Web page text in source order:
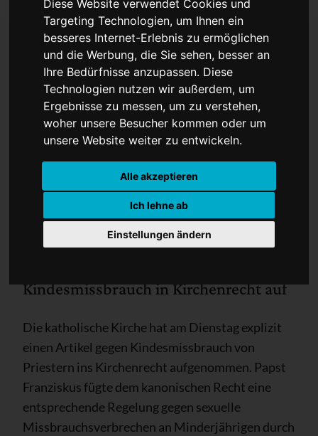
Diese Website verwendet Cookies und
Targeting Technologien, um Ihnen ein
besseres Internet-Erlebnis zu ermöglichen
und die Werbung, die Sie sehen, besser an
Ihre Bedürfnisse anzupassen. Diese
Technologien nutzen wir außerdem, um
Ergebnisse zu messen, um zu verstehen,
woher unsere Besucher kommen oder um
unsere Website weiter zu entwickeln.
Alle akzeptieren
Ich lehne ab
Einstellungen ändern
Sexueller Missbrauch
durch Priester
Kindesmissbrauch in Kirchenrecht auf
Die katholische Kirche hat am Dienstag explizit
einen Artikel gegen Kindesmissbrauch von
Priestern ins Kirchenrecht aufgenommen. Papst
Franziskus fügte dem kanonischen Recht eine
entsprechende Regelung gegen sexuelle
Missbrauchsverbrechen an Minderjährigen durch